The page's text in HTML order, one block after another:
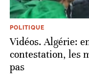
POLITIQUE
Vidéos. Algérie:
contestation, les
pas